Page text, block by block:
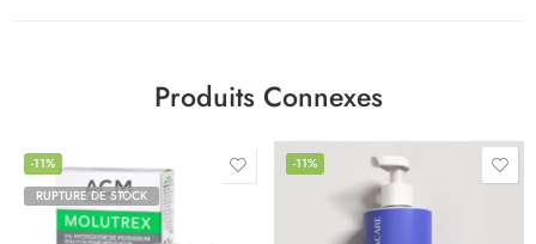
Produits Connexes
-11%
RUPTURE DE STOCK
-11%